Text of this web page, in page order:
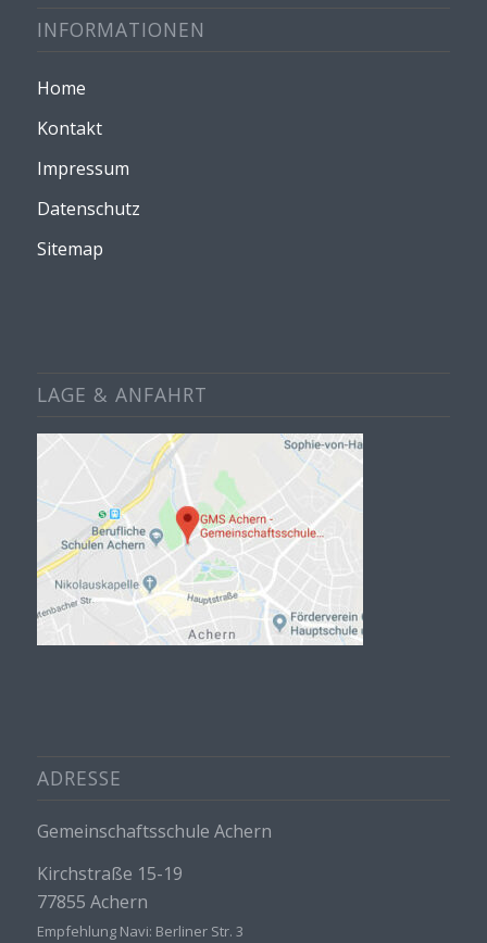
INFORMATIONEN
Home
Kontakt
Impressum
Datenschutz
Sitemap
LAGE & ANFAHRT
ADRESSE
Gemeinschaftsschule Achern
Kirchstraße 15-19
77855 Achern
Empfehlung Navi: Berliner Str. 3